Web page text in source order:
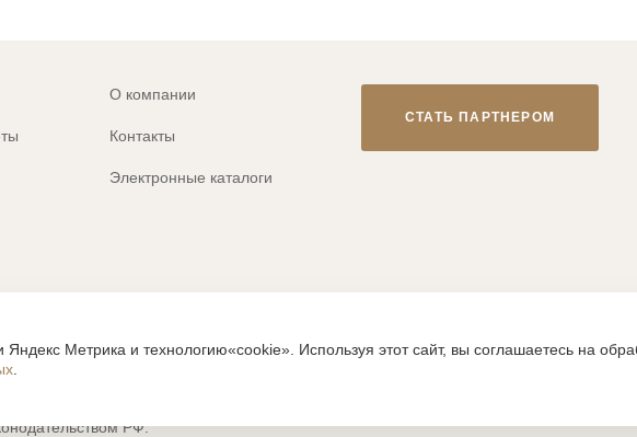
О компании
Контакты
Электронные каталоги
СТАТЬ ПАРТНЕРОМ
на сайте https://clever-style.ru, включая, но не ограничиваясь, текстом, графикой,
РФ.
Яндекс Метрика и технологию«cookie». Используя этот сайт, вы соглашаетесь на